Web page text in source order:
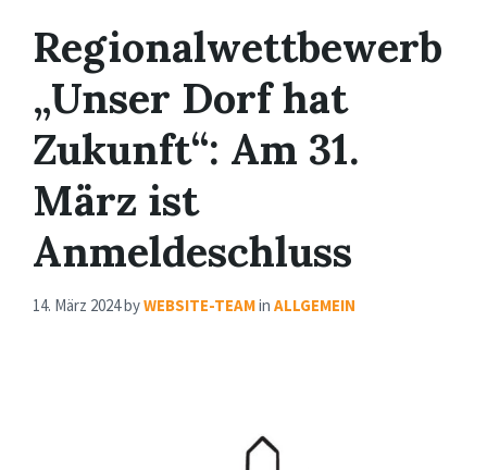
Regionalwettbewerb
„Unser Dorf hat
Zukunft“: Am 31.
März ist
Anmeldeschluss
14. März 2024byWEBSITE-TEAMin ALLGEMEIN